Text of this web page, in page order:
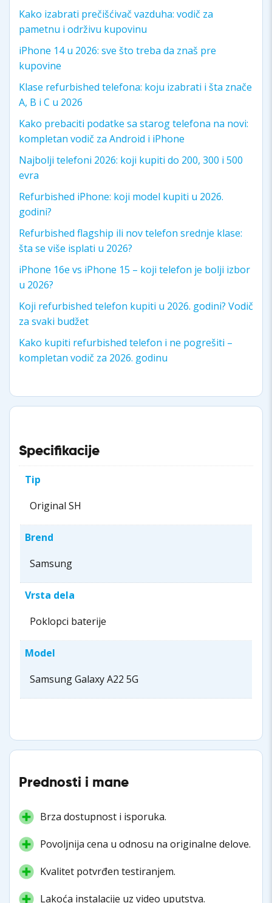
Kako izabrati prečišćivač vazduha: vodič za
pametnu i održivu kupovinu
iPhone 14 u 2026: sve što treba da znaš pre
kupovine
Klase refurbished telefona: koju izabrati i šta znače
A, B i C u 2026
Kako prebaciti podatke sa starog telefona na novi:
kompletan vodič za Android i iPhone
Najbolji telefoni 2026: koji kupiti do 200, 300 i 500
evra
Refurbished iPhone: koji model kupiti u 2026.
godini?
Refurbished flagship ili nov telefon srednje klase:
šta se više isplati u 2026?
iPhone 16e vs iPhone 15 – koji telefon je bolji izbor
u 2026?
Koji refurbished telefon kupiti u 2026. godini? Vodič
za svaki budžet
Kako kupiti refurbished telefon i ne pogrešiti –
kompletan vodič za 2026. godinu
Specifikacije
Tip
Original SH
Brend
Samsung
Vrsta dela
Poklopci baterije
Model
Samsung Galaxy A22 5G
Prednosti i mane
Brza dostupnost i isporuka.
Povoljnija cena u odnosu na originalne delove.
Kvalitet potvrđen testiranjem.
Lakoća instalacije uz video uputstva.